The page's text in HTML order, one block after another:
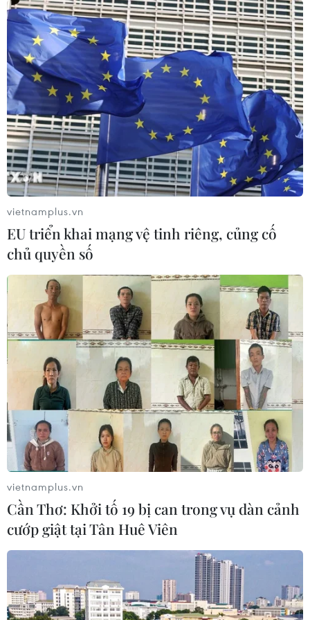
vietnamplus.vn
EU triển khai mạng vệ tinh riêng, củng cố
chủ quyền số
vietnamplus.vn
Cần Thơ: Khởi tố 19 bị can trong vụ dàn cảnh
cướp giật tại Tân Huê Viên